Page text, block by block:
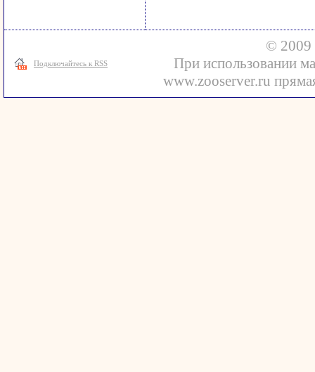
Подключайтесь к RSS
© 2009
При использовании
www.zooserver.ru